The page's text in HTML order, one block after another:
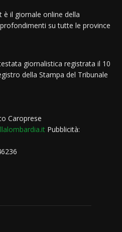
è il giornale online della
su tutte le province
giornalistica registrata il 10
della Stampa del Tribunale
Caroprese
Pubblicità: